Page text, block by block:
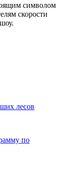
символом
скорости
лесов
по